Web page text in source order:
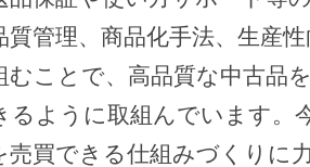
質管理、商品化手法、生産
むことで、高品質な中古品
るように取組んでいます。
売買できる仕組みづくりに